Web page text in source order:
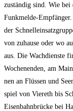
zustän­dig sind. Wie
Funk­mel­de-
der
von zuhau­se oder wo
aus. Die Wach­diens­te
Wochen­en­den, am
nen an Flüs­sen und
spiel von Vier­eth bis
Eisen­bahn­brü­cke bei